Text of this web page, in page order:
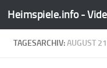
Zum Inhalt springen
Heimspiele.info -
TAGESARCHIV:AUGUST